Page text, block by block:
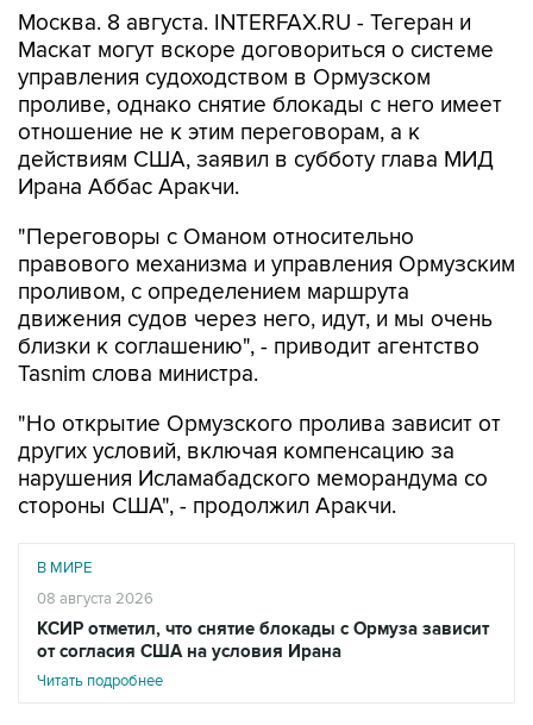
Москва. 8 августа. INTERFAX.RU - Тегеран и
Маскат могут вскоре договориться о системе
управления судоходством в Ормузском
проливе, однако снятие блокады с него имеет
отношение не к этим переговорам, а к
действиям США, заявил в субботу глава МИД
Ирана Аббас Аракчи.
"Переговоры с Оманом относительно
правового механизма и управления Ормузским
проливом, с определением маршрута
движения судов через него, идут, и мы очень
близки к соглашению", - приводит агентство
Tasnim слова министра.
"Но открытие Ормузского пролива зависит от
других условий, включая компенсацию за
нарушения Исламабадского меморандума со
стороны США", - продолжил Аракчи.
В МИРЕ
08 августа 2026
КСИР отметил, что снятие блокады с Ормуза зависит
от согласия США на условия Ирана
Читать подробнее